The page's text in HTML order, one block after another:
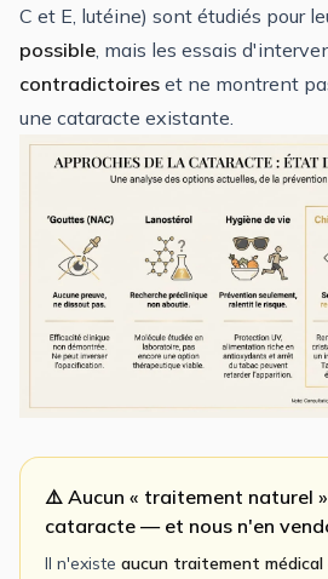
C et E, lutéine) sont étudiés pour
possible , mais les essais
contradictoires et ne montrent
une cataracte existante.
⚠️ Aucun « traitement naturel
cataracte — et nous n'en
Il n'existe aucun traitement